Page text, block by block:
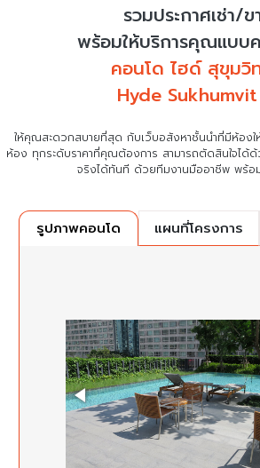
รวมประกาศเช่า/ข
พร้อมให้บริการคุณแบบ
คอนโด ไฮด์ สุขุมวิ
Hyde Sukhumvit
ให้คุณสะดวกสบายที่สุด กับเว็บอสังหาชั้นนำที่มีห้องใ
ห้อง ทุกระดับราคาที่คุณต้องการ สามารถตัดสินใจได้
จริงได้ทันที ด้วยทีมงานมืออาชีพ พร้อ
รูปภาพคอนโด แผนที่โครงการ